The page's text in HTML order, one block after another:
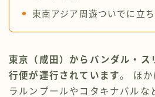
東南アジア周遊ついでに立
東京（成田）からバンダル・ス
行便が運行されています。 ほか
ラルンプールやコタキナバルな